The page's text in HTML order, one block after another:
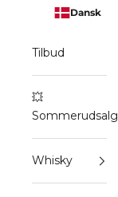
Dansk
Tilbud
💥
Sommerudsalg
Whisky